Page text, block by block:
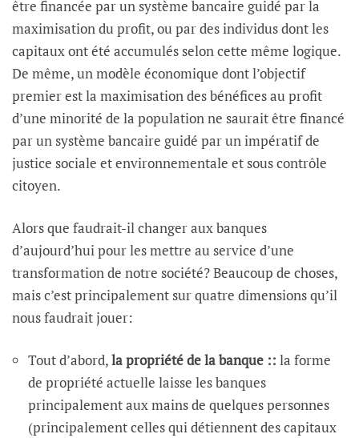
être financée par un système bancaire guidé par la
maximisation du profit, ou par des individus dont les
capitaux ont été accumulés selon cette même logique.
De même, un modèle économique dont l’objectif
premier est la maximisation des bénéfices au profit
d’une minorité de la population ne saurait être financé
par un système bancaire guidé par un impératif de
justice sociale et environnementale et sous contrôle
citoyen.
Alors que faudrait-il changer aux banques
d’aujourd’hui pour les mettre au service d’une
transformation de notre société? Beaucoup de choses,
mais c’est principalement sur quatre dimensions qu’il
nous faudrait jouer:
Tout d’abord,la propriété de la banque :: la forme
de propriété actuelle laisse les banques
principalement aux mains de quelques personnes
(principalement celles qui détiennent des capitaux